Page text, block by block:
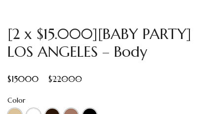
[2 x $15.000][BABY PARTY]
LOS ANGELES – Body
$22000
$15000
Color